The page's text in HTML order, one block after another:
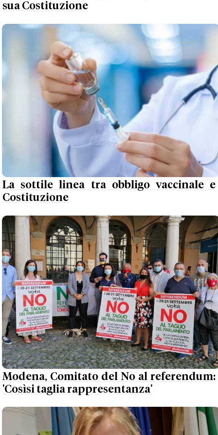
sua Costituzione
La sottile linea tra obbligo vaccinale e
Costituzione
Modena, Comitato del No al referendum:
'Cosìsi taglia rappresentanza'